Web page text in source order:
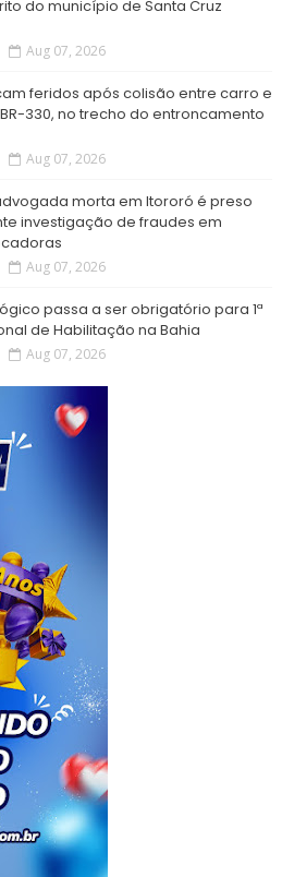
do município de Santa Cruz
Aug 07, 2026
feridos após colisão entre carro e
330, no trecho do entroncamento
Aug 07, 2026
morta em Itororó é preso
investigação de fraudes em
Aug 07, 2026
passa a ser obrigatório para 1ª
de Habilitação na Bahia
Aug 07, 2026